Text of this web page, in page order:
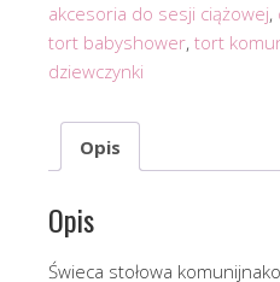
akcesoria do sesji ciążowej,
tort babyshower, tort
dziewczynki
Opis
Opis
Świeca stołowa